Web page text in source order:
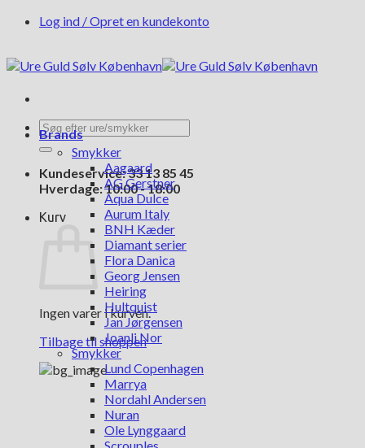
FortsætLog ind / Opret en kundekonto
Søg
efter:
Kundeservice: 33 13 85 45
Hverdage: 10:00 - 18:00
Kurv
Ingen varer i kurven.
Tilbage til shoppen
Brands
Smykker
Aagaard
AG Gerstner
Aqua Dulce
Aurum Italy
BNH Kæder
Diamant serier
Flora Danica
Georg Jensen
Heiring
Hultquist
Jan Jørgensen
Joanli Nor
Smykker
Lund Copenhagen
Marrya
Nordahl Andersen
Nuran
Ole Lynggaard